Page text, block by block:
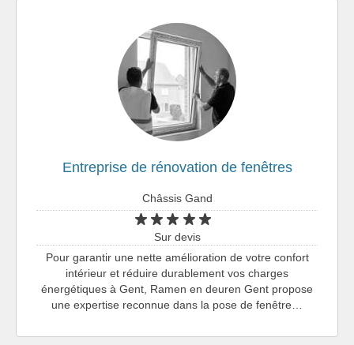
Entreprise de rénovation de fenêtres
Châssis Gand
Sur devis
Pour garantir une nette amélioration de votre confort
intérieur et réduire durablement vos charges
énergétiques à Gent, Ramen en deuren Gent propose
une expertise reconnue dans la pose de fenêtre…